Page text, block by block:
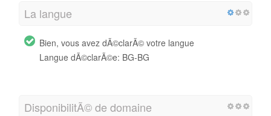
La langue
Bien, vous avez dÃ©clarÃ© votre langue
Langue dÃ©clarÃ©e: BG-BG
DisponibilitÃ© de domaine